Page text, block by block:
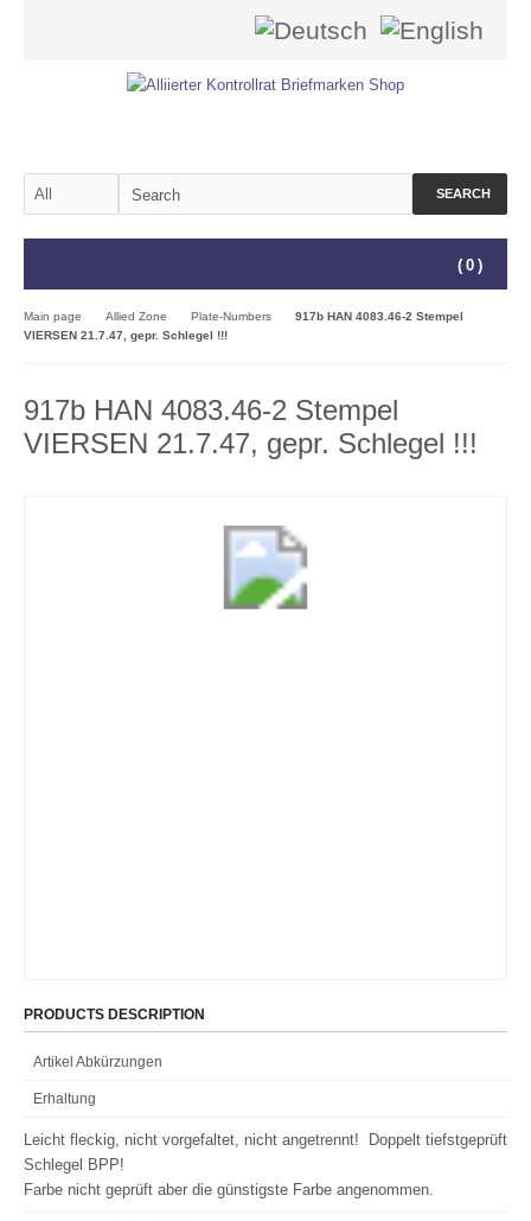
SEARCH
( 0 )
Main page Allied Zone Plate-Numbers
917b HAN 4083.46-2 Stempel
VIERSEN 21.7.47, gepr. Schlegel !!!
917b HAN 4083.46-2 Stempel
VIERSEN 21.7.47, gepr. Schlegel !!!
PRODUCTS DESCRIPTION
Artikel Abkürzungen
Erhaltung
Leicht fleckig, nicht vorgefaltet, nicht angetrennt! Doppelt tiefstgeprüft
Schlegel BPP!
Farbe nicht geprüft aber die günstigste Farbe angenommen.